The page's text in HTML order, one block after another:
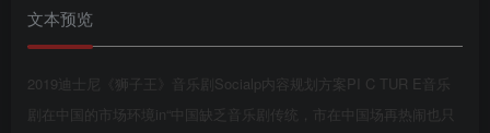
文本预览
2019迪士尼《狮子王》音乐剧Socialp内容规划方案PI C TUR E音乐
剧在中国的市场环境in“中国缺乏音乐剧传统，市在中国场再热闹也只